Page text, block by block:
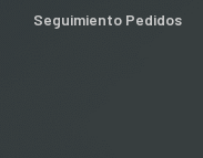
Seguimiento Pedidos